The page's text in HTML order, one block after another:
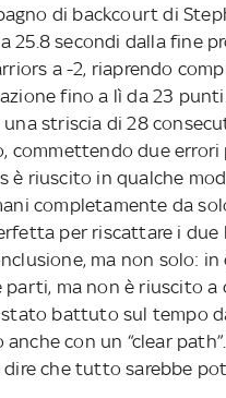
di backcourt di
25.8 secondi dalla fine
a -2, riaprendo
fino a lì da 23
striscia di 28
commettendo due errori
è riuscito in qualche
completamente da
per riscattare i
ma non solo:
parti, ma non è riuscito
battuto sul tempo
con un “clear
che tutto sarebbe